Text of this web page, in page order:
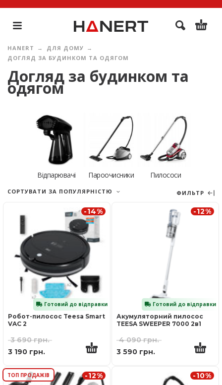
HANERT
ДЛЯ ДОМУ
ДОГЛЯД ЗА БУДИНКОМ ТА ОДЯГОМ
Догляд за будинком та
одягом
Відпарювачі Пароочисники Пилососи
СОРТУВАТИ ЗА ПОПУЛЯРНІСТЮ ФИЛЬТР
-14%
Робот-пилосос Teesa Smart
VAC 2
Готовий до відправки
3 690грн.
3 190 грн.
-12%
Акумуляторний пилосос
TEESA SWEEPER 7000 2в1
Готовий до відправки
4 090грн.
3 590 грн.
ТОП ПРОДАЖІВ -12% -10%